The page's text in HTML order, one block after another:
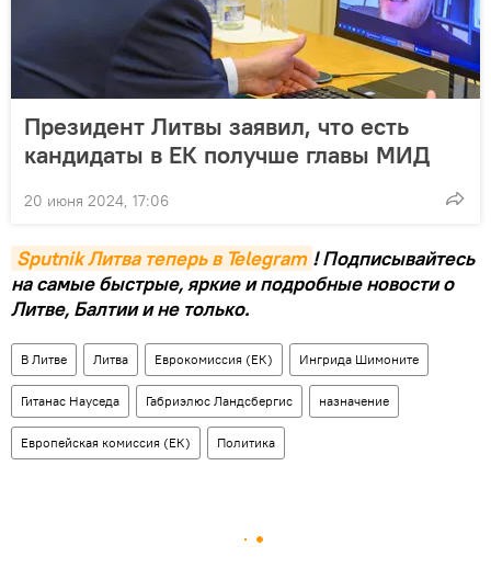
Президент Литвы заявил, что есть
кандидаты в ЕК получше главы МИД
20 июня 2024, 17:06
Sputnik Литва теперь в Telegram ! Подписывайтесь
на самые быстрые, яркие и подробные новости о
Литве, Балтии и не только.
В Литве Литва Еврокомиссия (ЕК) Ингрида Шимоните
Гитанас Науседа Габриэлюс Ландсбергис назначение
Европейская комиссия (ЕК) Политика